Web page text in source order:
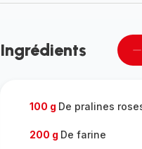
Ingrédients
100 g De pralines
200 g De farine